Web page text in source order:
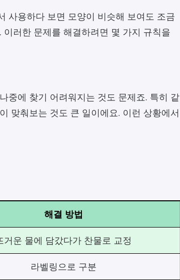
사용하다 보면 모양이 비슷해 보여도 조금
러한 문제를 해결하려면 몇 가지 규칙을
중에 찾기 어려워지는 것도 문제죠. 특히 같
맞춰보는 것도 큰 일이에요. 이런 상황에서
해결 방법
거운 물에 담갔다가 찬물로 교정
라벨링으로 구분